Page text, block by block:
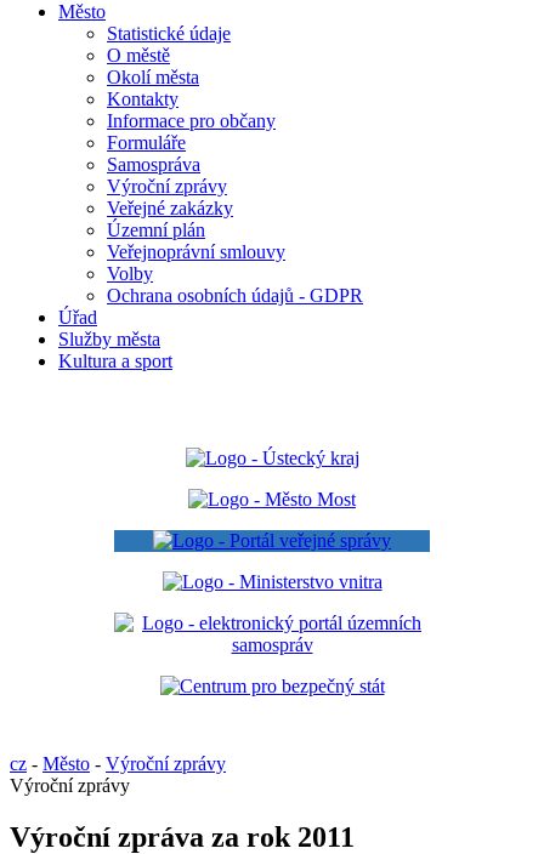
Město
Statistické údaje
O městě
Okolí města
Kontakty
Informace pro občany
Formuláře
Samospráva
Výroční zprávy
Veřejné zakázky
Územní plán
Veřejnoprávní smlouvy
Volby
Ochrana osobních údajů - GDPR
Úřad
Služby města
Kultura a sport
cz - Město - Výroční zprávy
Výroční zprávy
Výroční zpráva za rok 2011